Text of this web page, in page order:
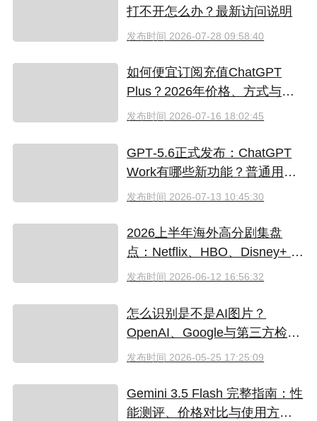
打不开怎么办？最新访问说明
发布时间 2026-07-28 09:58:40
如何便宜订阅充值ChatGPT
Plus？2026年价格、方式与避
坑指南
发布时间 2026-07-16 18:02:45
GPT‑5.6正式发布：ChatGPT
Work有哪些新功能？普通用户
值得升级吗
发布时间 2026-07-13 10:45:30
2026上半年海外高分剧集盘
点：Netflix、HBO、Disney+ 哪
些爆款必追？（附国内超划算
发布时间 2026-06-12 16:56:32
怎么识别是不是AI图片？
OpenAI、Google与第三方检测
工具对比
发布时间 2026-05-25 17:25:09
Gemini 3.5 Flash 完整指南：性
能测评、价格对比与使用方法